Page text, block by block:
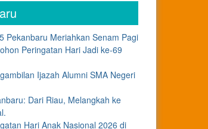
Pekanbaru Meriahkan Senam Pagi
Peringatan Hari Jadi ke-69
Ijazah Alumni SMA Negeri
Dari Riau, Melangkah ke
Hari Anak Nasional 2026 di